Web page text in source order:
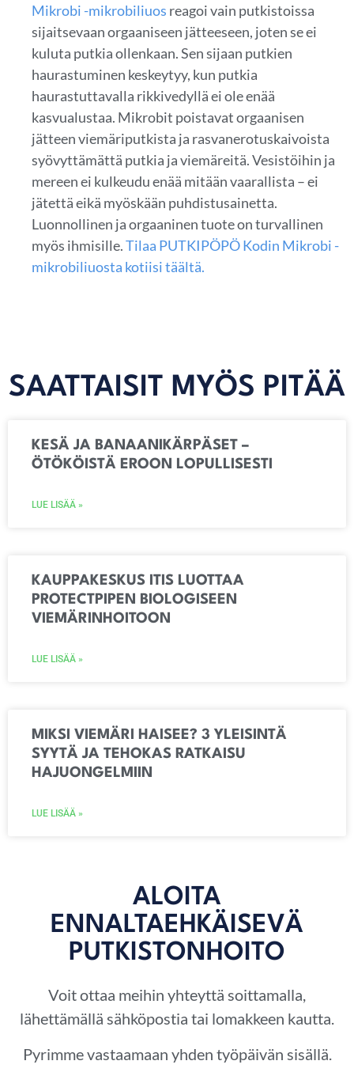
Mikrobi -mikrobiliuos reagoi vain putkistoissa
sijaitsevaan orgaaniseen jätteeseen, joten se ei
kuluta putkia ollenkaan. Sen sijaan putkien
haurastuminen keskeytyy, kun putkia
haurastuttavalla rikkivedyllä ei ole enää
kasvualustaa. Mikrobit poistavat orgaanisen
jätteen viemäriputkista ja rasvanerotuskaivoista
syövyttämättä putkia ja viemäreitä. Vesistöihin ja
mereen ei kulkeudu enää mitään vaarallista – ei
jätettä eikä myöskään puhdistusainetta.
Luonnollinen ja orgaaninen tuote on turvallinen
myös ihmisille.Tilaa PUTKIPÖPÖ Kodin Mikrobi -
mikrobiliuosta kotiisi täältä.
SAATTAISIT MYÖS PITÄÄ
KESÄ JA BANAANIKÄRPÄSET –
ÖTÖKÖISTÄ EROON LOPULLISESTI
LUE LISÄÄ »
KAUPPAKESKUS ITIS LUOTTAA
PROTECTPIPEN BIOLOGISEEN
VIEMÄRINHOITOON
LUE LISÄÄ »
MIKSI VIEMÄRI HAISEE? 3 YLEISINTÄ
SYYTÄ JA TEHOKAS RATKAISU
HAJUONGELMIIN
LUE LISÄÄ »
ALOITA
ENNALTAEHKÄISEVÄ
PUTKISTONHOITO
Voit ottaa meihin yhteyttä soittamalla,
lähettämällä sähköpostia tai lomakkeen kautta.
Pyrimme vastaamaan yhden työpäivän sisällä.